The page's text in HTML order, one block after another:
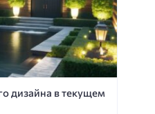
дизайна в текущем